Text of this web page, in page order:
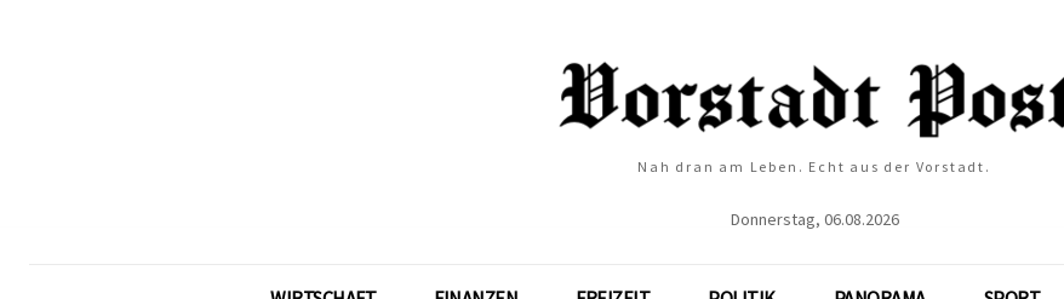
Nah dran am Leben. Echt aus der Vorstadt.
Donnerstag, 06.08.2026